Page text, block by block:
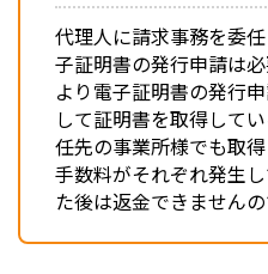
代理人に請求事務を委
子証明書の発行申請は
より電子証明書の発行
して証明書を取得して
任先の事業所様でも取
手数料がそれぞれ発生
た後は返金できません